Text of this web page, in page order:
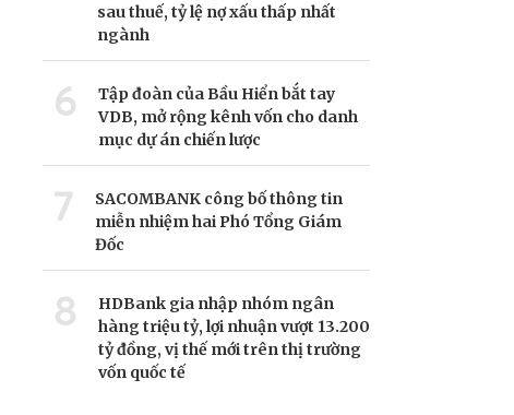
sau thuế, tỷ lệ nợ xấu thấp nhất
ngành
6
Tập đoàn của Bầu Hiển bắt tay
VDB, mở rộng kênh vốn cho danh
mục dự án chiến lược
7
SACOMBANK công bố thông tin
miễn nhiệm hai Phó Tổng Giám
Đốc
8
HDBank gia nhập nhóm ngân
hàng triệu tỷ, lợi nhuận vượt 13.200
tỷ đồng, vị thế mới trên thị trường
vốn quốc tế